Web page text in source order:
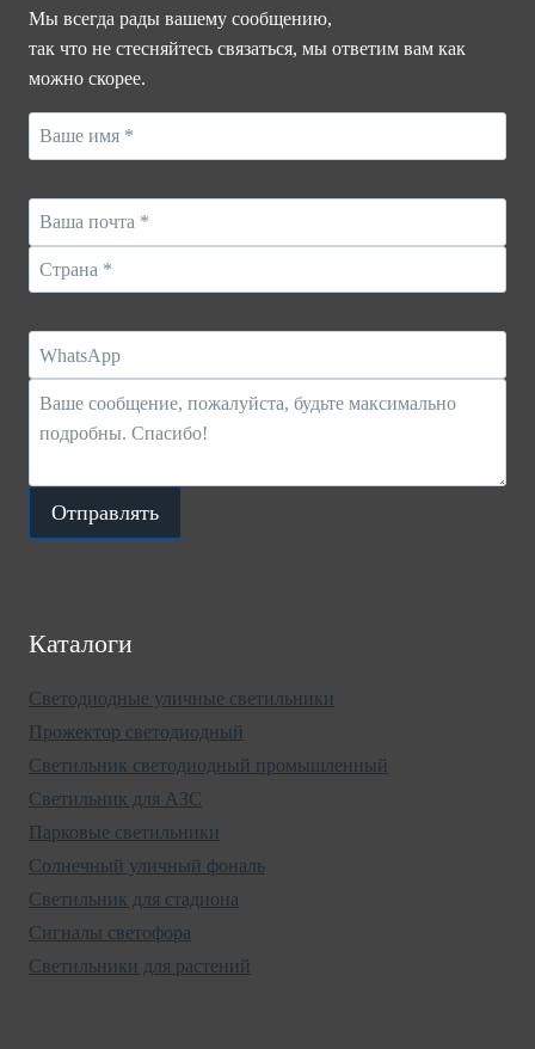
АСИММЕТРИЧНОЕ
РАСПРЕДЕЛЕНИЕ
Мы всегда рады вашему сообщению,
так что не стесняйтесь связаться, мы ответим вам как
можно скорее.
Отправлять
Каталоги
Светодиодные уличные светильники
Прожектор светодиодный
Светильник светодиодный промышленный
Светильник для АЗС
Парковые светильники
Солнечный уличный фональ
Светильник для стадиона
Сигналы светофора
Светильники для растений